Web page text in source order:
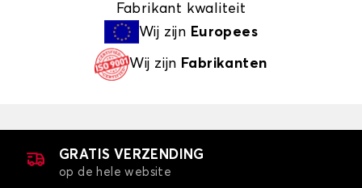
Fabrikant kwaliteit
Wij zijn Europees
Wij zijn Fabrikanten
GRATIS VERZENDING
op de hele website